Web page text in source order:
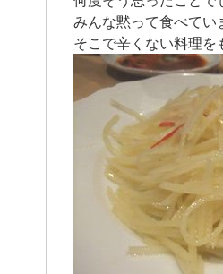
みんな黙って食べてい
そこで辛くない料理